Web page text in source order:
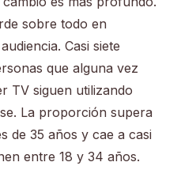
sobre todo en
Casi siete
que alguna vez
TV siguen utilizando
La proporción supera
de 35 años y cae a casi
entre 18 y 34 años.